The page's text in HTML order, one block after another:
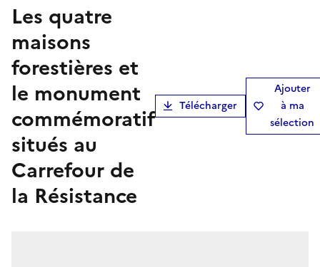
Les quatre
maisons
forestières et
le monument
commémoratif
situés au
Carrefour de
la Résistance
Télécharger
Ajouter
à ma
sélection